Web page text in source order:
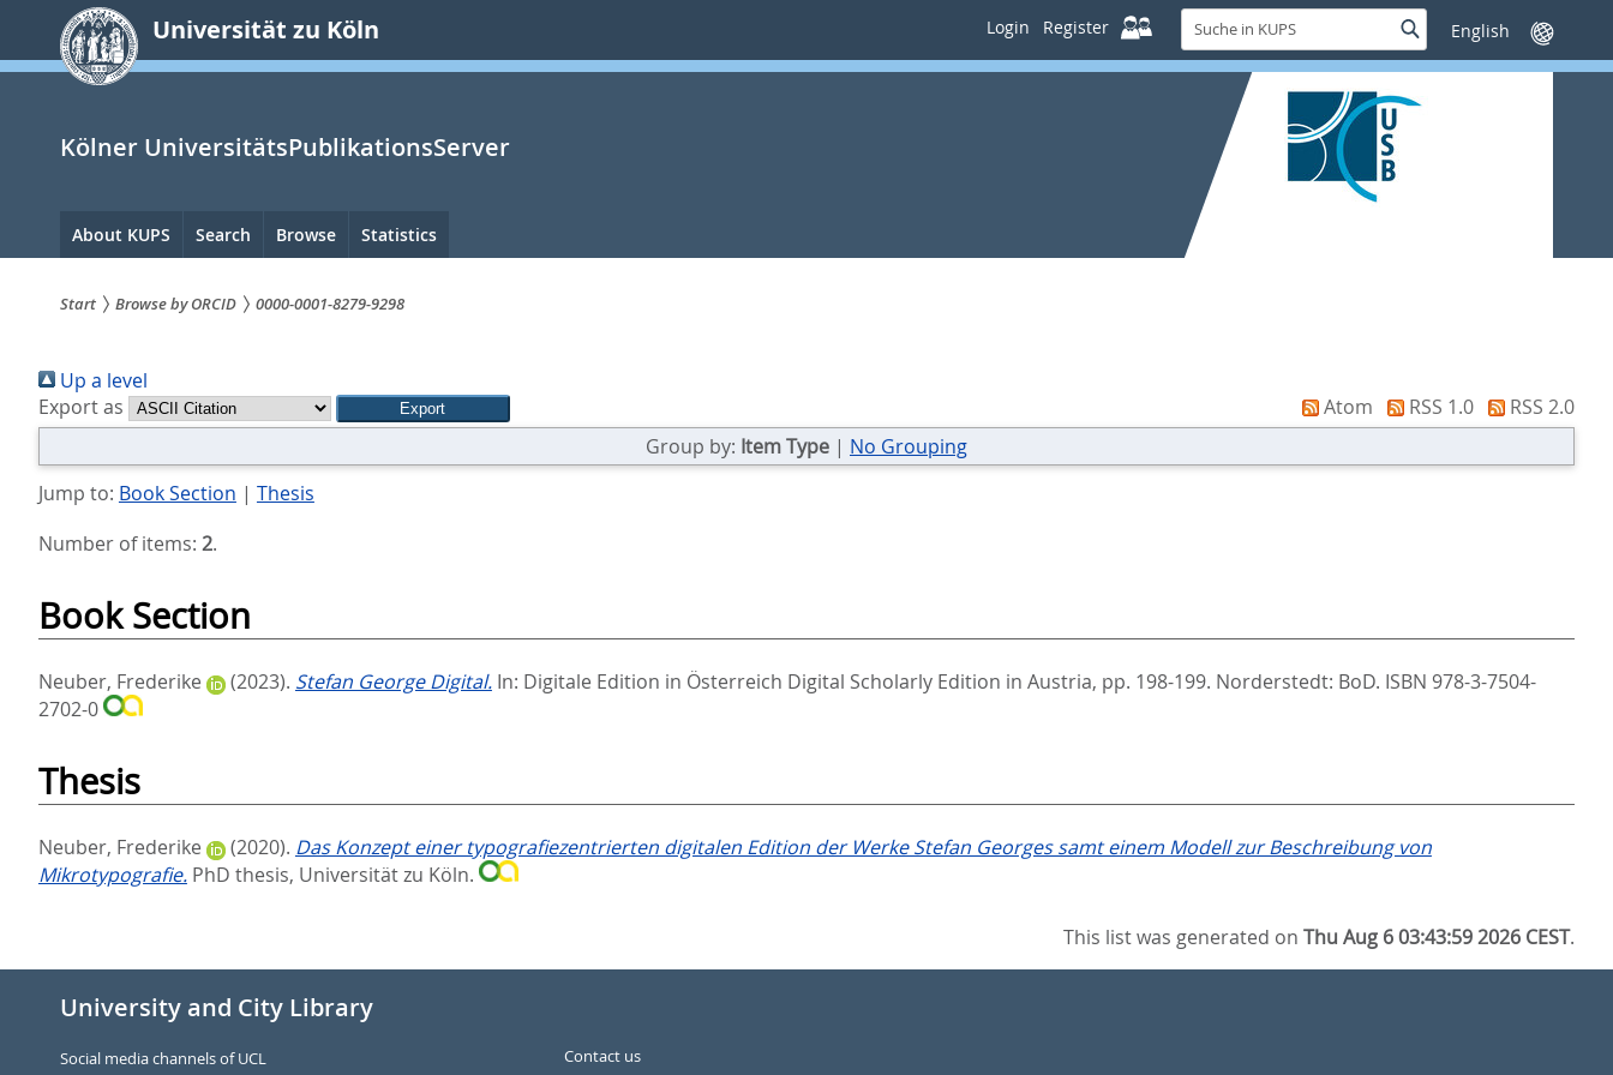
springen
Universität zu Köln Login Register
Suche
in
KUPS
SucheSprache
wechseln
Kölner UniversitätsPublikationsServer
Hauptnavigation
About KUPS Search Browse Statistics
sind
hier:
Start Browse by ORCID 0000-0001-8279-9298
Up a level
Export as
Atom RSS 1.0
RSS 2.0
Group by: Item Type | No Grouping
Jump to: Book Section | Thesis
Number of items: 2.
Book Section
Neuber, Frederike (2023). Stefan George Digital. In: Digitale Edition in Österreich Digital Scholarly Edition in Austria, pp. 198-199. Norderstedt: BoD. ISBN 978-3-7504-
2702-0
Thesis
Neuber, Frederike (2020). Das Konzept einer typografiezentrierten digitalen Edition der Werke Stefan Georges samt einem Modell zur Beschreibung von
Mikrotypografie. PhD thesis, Universität zu Köln.
This list was generated onThu Aug 6 03:43:59 2026 CEST.
University and City Library
Social media channels of UCL
Contact us